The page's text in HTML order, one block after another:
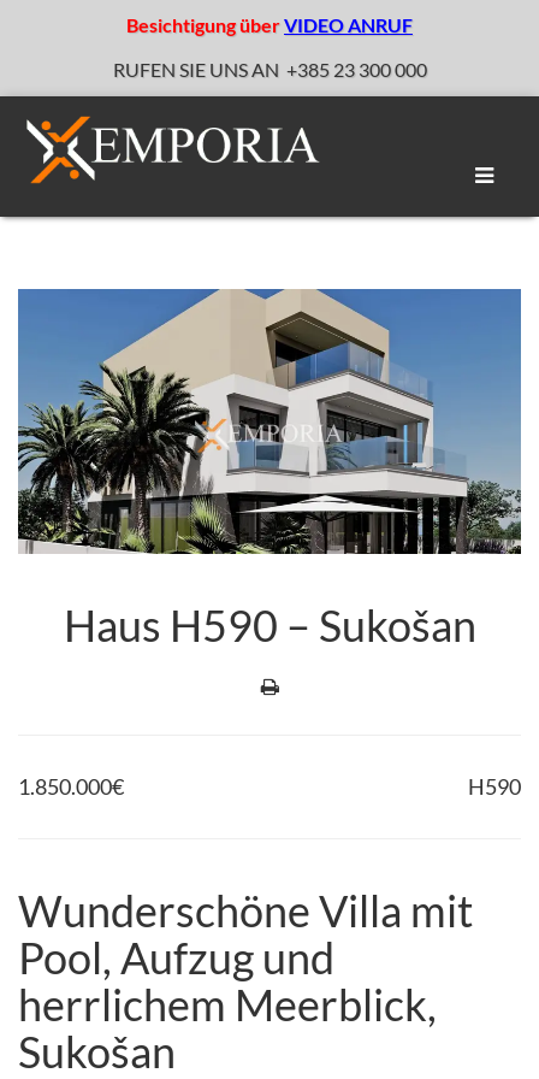
Besichtigung überVIDEO ANRUF
RUFEN SIE UNS AN +385 23 300 000
Haus H590 – Sukošan
1.850.000€ H590
Wunderschöne Villa mit
Pool, Aufzug und
herrlichem Meerblick,
Sukošan